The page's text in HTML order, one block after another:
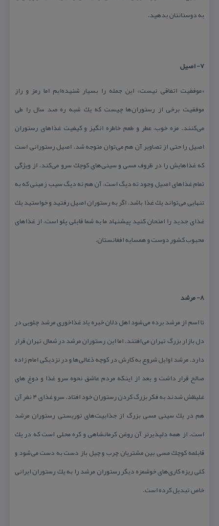
به دوستانتان بدهید.
۷- اصیل
«موفقیت اتفاقی نیست» این جمله را بسیار شنیده‌ایم اما رمز و راز
موفقیت برخی از رستوران‌ها چیست كه یك شبه ره صد سال را طی
می‌كنند. مزه خوب، عطر و طعم خاطره انگیز و كیفیت غذاهای رستوران
اصیل را حتی از تصاویر آن هم می‌توان متوجه شد. اصیل رستورانی است
كه غذاهایش را در ظروف مسی و سینی‌های كوچك سرو می‌كند. از ویژگی‌
تمام غذاهای اصیل وجود ته دیگ است، آن هم ته دیگ سیب زمینی كه به
تنهایی می‌تواند یك غذا باشد. اگر به رستوران اصیل رفتید و خواستید یك
غذای جدید را امتحان كنید پیشنهاد ما به شما قابلی پلو است، از غذاهای
محبوب كشور دوست و همسایه افغانستان.
۸- مرشد
تا اسم از مرشد برده می‌شود اهل دلان خبره یاد غذاخوری مرشد چلویی در
دل بازار بزرگ تهران می‌افتند. اما این رستوران مرشد در شمال تهران قرار
دارد. مرشد اوایل شروع به كارش در كوچه ذغالی‌ها و در نزدیكی امام زاده
صالح قرار داشت و بعد از اینكه مردم عاشق نحوه سرو غذا و دوغ های
غلیظش شدند به فكر بزرگ كردن رستوران خود افتاد. سرو غذای ۴ نفر آن
هم در یك سینی مسی بزرگ از جذابیت‌های توریستی رستوران مرشد
است. از همه دلپذیرتر آن روغن كرمانشاهی و كره محلی است كه در یك
قابلمه كوچك مسی بین مشتریان چرب و چیل باز دست به دست می‌شود و
كلی ریزه كاری‌های خوشمزه دیگر رستوران مرشد را به یك رستوران ایرانی
خاص تبدیل كرده است.